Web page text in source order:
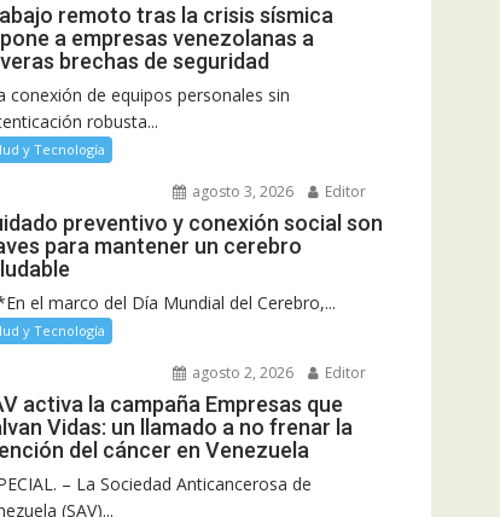
remoto tras la crisis sísmica
a empresas venezolanas a
brechas de seguridad
conexión de equipos personales sin
robusta...
y Tecnología
agosto 3, 2026 Editor
preventivo y conexión social son
para mantener un cerebro
el marco del Día Mundial del Cerebro,...
y Tecnología
agosto 2, 2026 Editor
activa la campaña Empresas que
Vidas: un llamado a no frenar la
del cáncer en Venezuela
– La Sociedad Anticancerosa de
(SAV)...